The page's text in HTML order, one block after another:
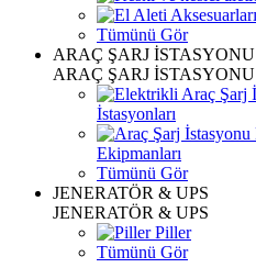
Tümünü Gör
ARAÇ ŞARJ İSTASYONU
ARAÇ ŞARJ İSTASYONU
İstasyonları
Ekipmanları
Tümünü Gör
JENERATÖR & UPS
JENERATÖR & UPS
Piller
Tümünü Gör